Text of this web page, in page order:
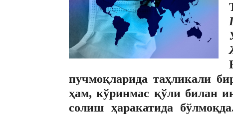
пучмоқларида таҳликали
ҳам, кўринмас қўли билан
солиш ҳаракатида